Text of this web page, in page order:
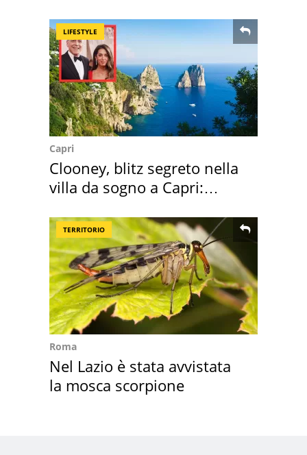
LIFESTYLE
Capri
Clooney, blitz segreto nella
villa da sogno a Capri:
TERRITORIO
Roma
Nel Lazio è stata avvistata
la mosca scorpione